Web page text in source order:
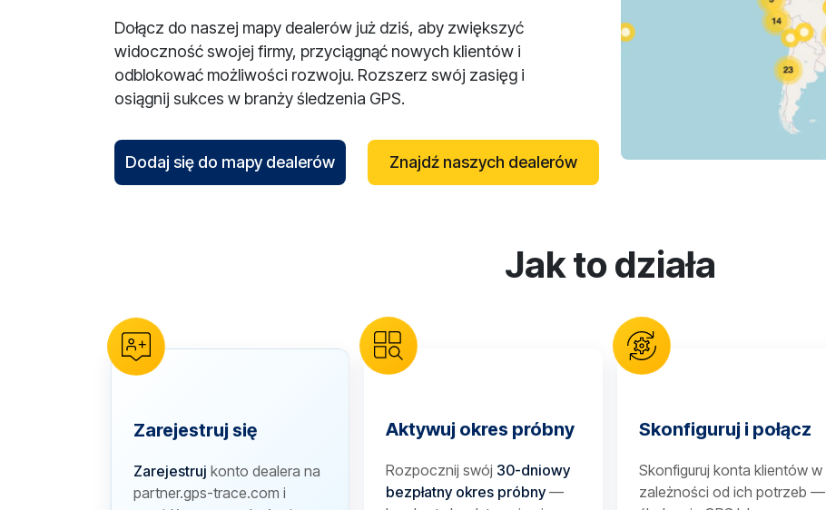
Dołącz do naszej mapy dealerów już dziś, aby zwiększyć
widoczność swojej firmy, przyciągnąć nowych klientów i
odblokować możliwości rozwoju. Rozszerz swój zasięg i
osiągnij sukces w branży śledzenia GPS.
Dodaj się do mapy dealerów Znajdź naszych dealerów
Jak to działa
Zarejestruj się
Zarejestruj konto dealera na
partner.gps-trace.com i
Aktywuj okres próbny
Rozpocznij swój 30-dniowy
bezpłatny okres próbny—
Skonfiguruj i połącz
Skonfiguruj konta klientów w
zależności od ich potrzeb —